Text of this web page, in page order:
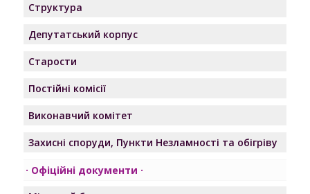
Структура
Депутатський корпус
Старости
Постійні комісії
Виконавчий комітет
Захисні споруди, Пункти Незламності та обігріву
Офіційні документи